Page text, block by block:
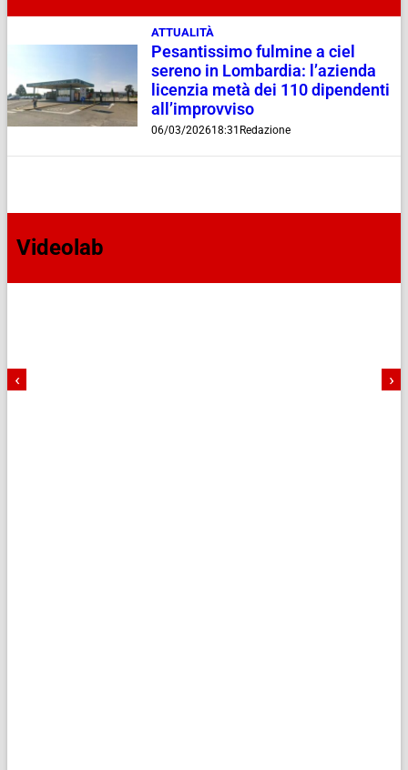
ATTUALITÀ
Pesantissimo fulmine a ciel
sereno in Lombardia: l’azienda
licenzia metà dei 110 dipendenti
all’improvviso
06/03/202618:31 Redazione
Videolab
‹ ›